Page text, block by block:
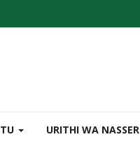
URITHI WA NASSER